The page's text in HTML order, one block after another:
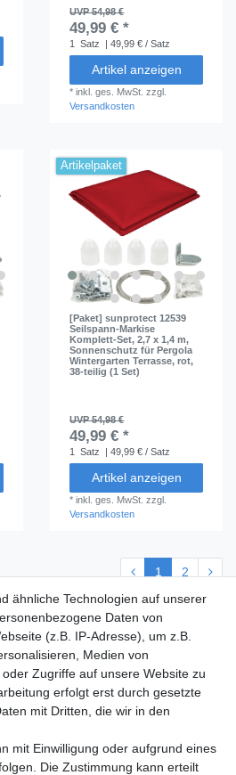
UVP 54,98 €
49,99 € *
1 Satz | 49,99 € / Satz
Artikel anzeigen
*inkl. ges. MwSt. zzgl.
Versandkosten
Artikelpaket
[Paket] sunprotect 12539
Seilspann-Markise
Komplett-Set, 2,7 x 1,4 m,
Sonnenschutz für Pergola
Wintergarten Terrasse, rot,
38-teilig (1 Set)
UVP 54,98 €
49,99 € *
1 Satz | 49,99 € / Satz
Artikel anzeigen
*inkl. ges. MwSt. zzgl.
Versandkosten
1 2
ähnliche Technologien auf unserer
Daten von
(z.B. IP-Adresse), um z.B.
Medien von
Zugriffe auf unsere Website zu
erfolgt erst durch gesetzte
mit Dritten, die wir in den
mit Einwilligung oder aufgrund eines
Die Zustimmung kann erteilt